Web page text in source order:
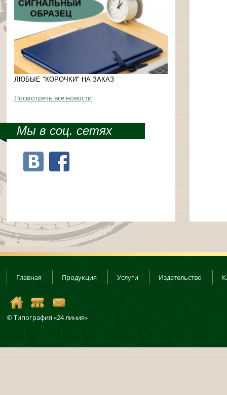
ЛЮБЫЕ "КОРОЧКИ" НА ЗАКАЗ
Посмотреть все новости
Мы в соц. сетях
Главная Продукция Услуги Издательство
© Типография «24 линия»